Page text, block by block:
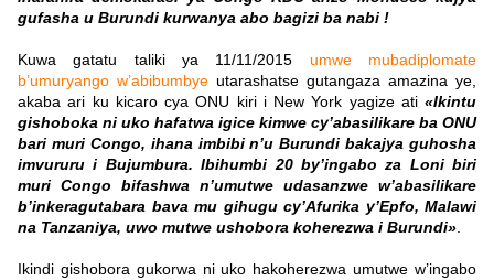
gufasha u Burundi kurwanya abo bagizi ba nabi !
Kuwa gatatu taliki ya 11/11/2015 umwe mubadiplomate
b’umuryango w’abibumbye utarashatse gutangaza amazina ye,
akaba ari ku kicaro cya ONU kiri i New York yagize ati «Ikintu
gishoboka ni uko hafatwa igice kimwe cy’abasilikare ba ONU
bari muri Congo, ihana imbibi n’u Burundi bakajya guhosha
imvururu i Bujumbura. Ibihumbi 20 by’ingabo za Loni biri
muri Congo bifashwa n’umutwe udasanzwe w’abasilikare
b’inkeragutabara bava mu gihugu cy’Afurika y’Epfo, Malawi
na Tanzaniya, uwo mutwe ushobora koherezwa i Burundi»
Ikindi gishobora gukorwa ni uko hakoherezwa umutwe w’ingabo